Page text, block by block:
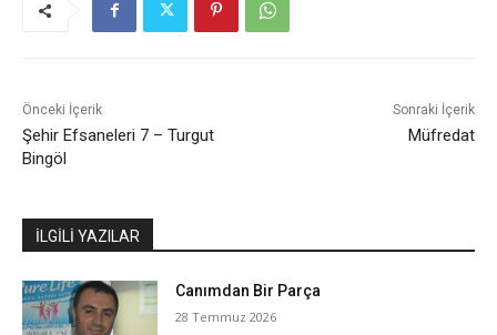
Önceki İçerik
Şehir Efsaneleri 7 – Turgut
Bingöl
Sonraki İçerik
Müfredat
İLGİLİ YAZILAR
Canımdan Bir Parça
28 Temmuz 2026